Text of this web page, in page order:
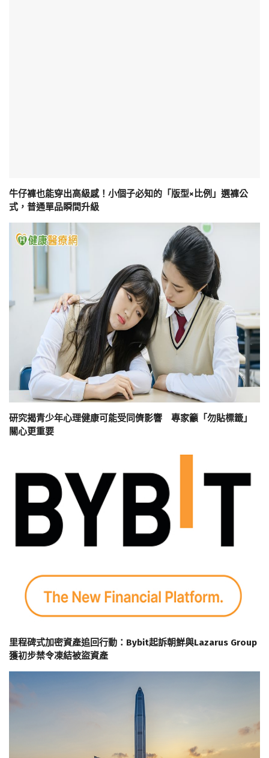
牛仔褲也能穿出高級感！小個子必知的「版型×比例」選褲公
式，普通單品瞬間升級
研究揭青少年心理健康可能受同儕影響 專家籲「勿貼標籤」
關心更重要
里程碑式加密資產追回行動：Bybit起訴朝鮮與Lazarus Group
獲初步禁令凍結被盜資產